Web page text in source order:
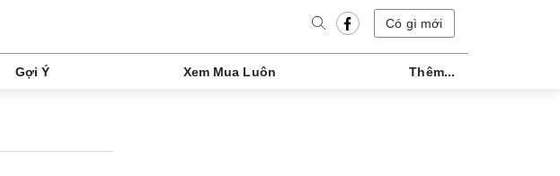
Có gì mới
Gợi Ý Xem Mua Luôn Thêm...